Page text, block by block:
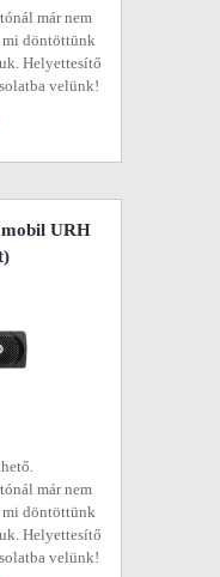
már nem
mi döntöttünk
Helyettesítő
velünk!
URH
már nem
mi döntöttünk
Helyettesítő
velünk!